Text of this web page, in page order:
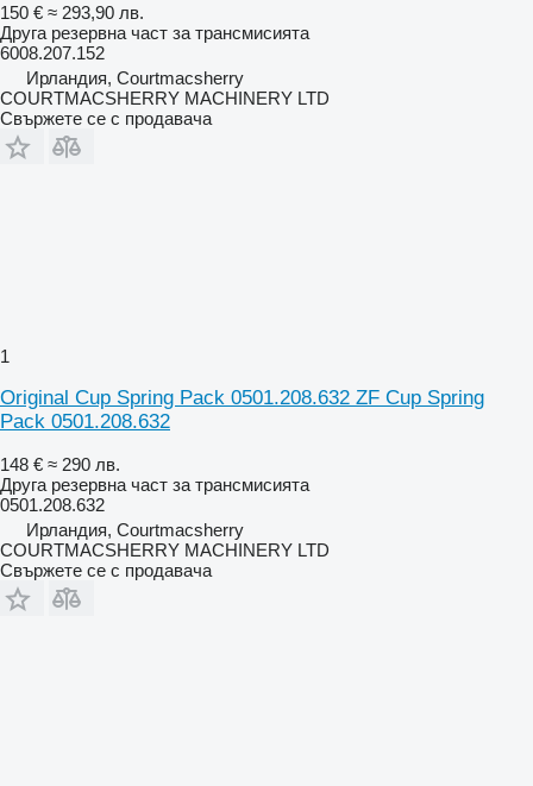
150 € ≈ 293,90 лв.
Друга резервна част за трансмисията
6008.207.152
Ирландия, Courtmacsherry
COURTMACSHERRY MACHINERY LTD
Свържете се с продавача
1
Original Cup Spring Pack 0501.208.632 ZF Cup Spring
Pack 0501.208.632
148 € ≈ 290 лв.
Друга резервна част за трансмисията
0501.208.632
Ирландия, Courtmacsherry
COURTMACSHERRY MACHINERY LTD
Свържете се с продавача